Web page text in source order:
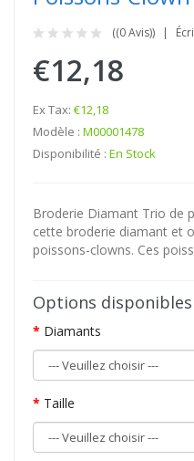
((0 Avis))
€12,18
Ex Tax: €12,18
Modèle : M00001478
Disponibilité : En Stock
Broderie Diamant Trio de
cette broderie diamant et
poissons-clowns. Ces
Options disponibles
Diamants
Taille